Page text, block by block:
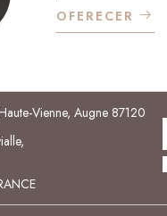
OFERECER
Vienne, Augne 87120